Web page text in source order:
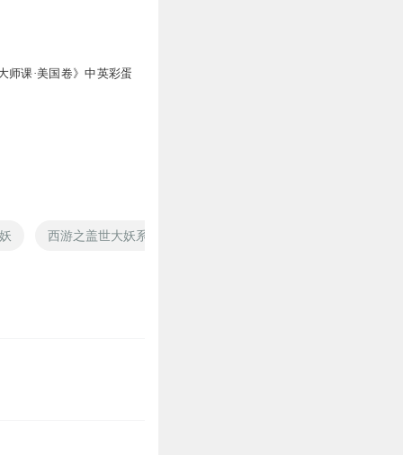
师课·美国卷》中英彩蛋
西游之盖世大妖系统